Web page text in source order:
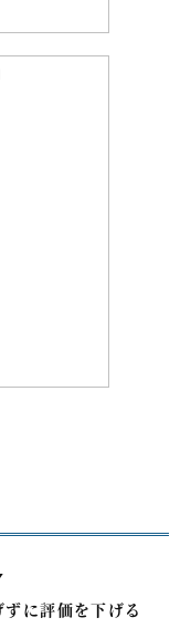
に評価を下げる